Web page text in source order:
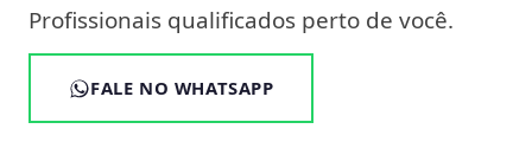
Profissionais qualificados perto de você.
FALE NO WHATSAPP